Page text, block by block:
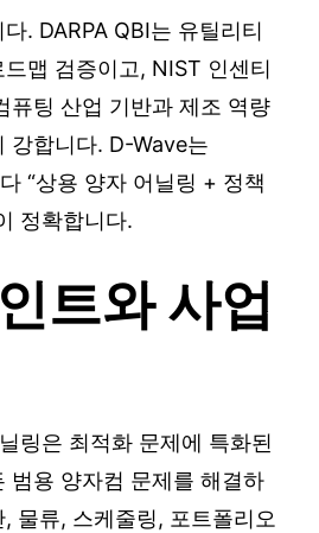
. DARPA QBI는 유틸리티
맵 검증이고, NIST 인센티
퓨팅 산업 기반과 제조 역량
강합니다. D-Wave는
“상용 양자 어닐링 + 정책
정확합니다.
트와 사업
링은 최적화 문제에 특화된
범용 양자컴 문제를 해결하
물류, 스케줄링, 포트폴리오